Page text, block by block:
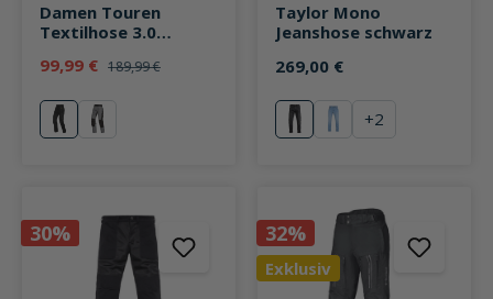
Damen Touren
Textilhose 3.0
99,99 € 189,99 €
schwarz
grau
Taylor Mono
Jeanshose schwarz
269,00 €
schwarzblau
+2
30% 32%
Exklusiv